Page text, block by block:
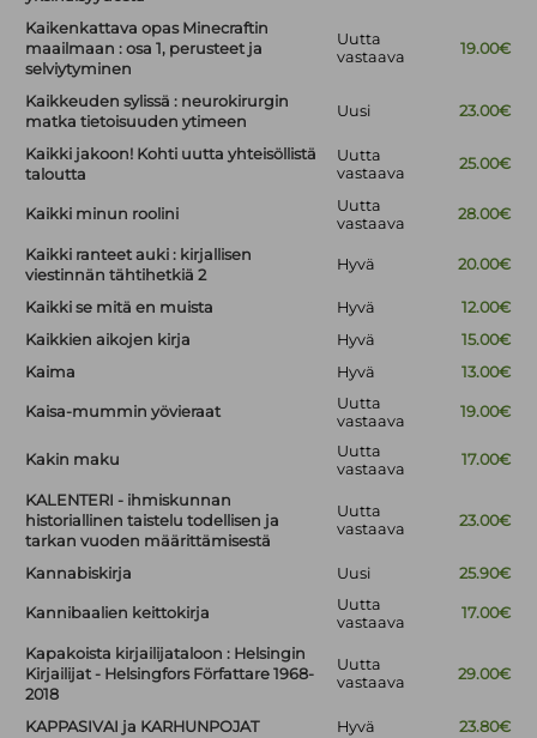
Kaikenkattava opas Minecraftin
maailmaan : osa 1, perusteet ja
selviytyminen
Uutta
vastaava
19.00€
Kaikkeuden sylissä : neurokirurgin
matka tietoisuuden ytimeen
Uusi 23.00€
Kaikki jakoon! Kohti uutta yhteisöllistä
taloutta
Uutta
vastaava
25.00€
Kaikki minun roolini
Uutta
vastaava
28.00€
Kaikki ranteet auki : kirjallisen
viestinnän tähtihetkiä 2
Hyvä 20.00€
Kaikki se mitä en muista Hyvä
12.00€
Kaikkien aikojen kirja
Hyvä
15.00€
Kaima
Hyvä 13.00€
Kaisa-mummin yövieraat
Uutta
vastaava
19.00€
Kakin maku
Uutta
vastaava
17.00€
KALENTERI - ihmiskunnan
historiallinen taistelu todellisen ja
tarkan vuoden määrittämisestä
Uutta
vastaava
23.00€
Kannabiskirja Uusi 25.90€
Kannibaalien keittokirja
Uutta
vastaava
17.00€
Kapakoista kirjailijataloon : Helsingin
Kirjailijat - Helsingfors Författare 1968-
2018
Uutta
vastaava
29.00€
KAPPASIVAI ja KARHUNPOJAT Hyvä
23.80€